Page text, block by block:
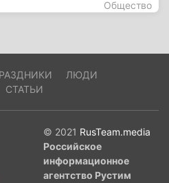
Общество
ЛЮДИ
СТАТЬИ
© 2021 RusTeam.media
Российское
информационное
агентство Рустим